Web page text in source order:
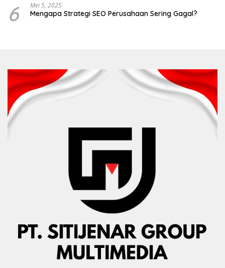
6 Mei 5, 2025
Mengapa Strategi SEO Perusahaan Sering Gagal?